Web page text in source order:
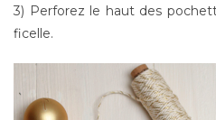
3) Perforez le haut des
ficelle.